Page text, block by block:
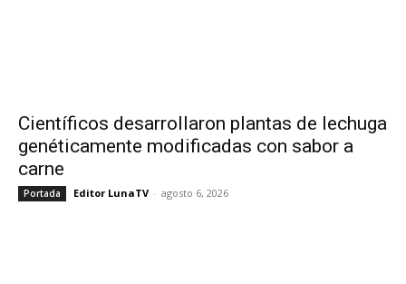
Científicos desarrollaron plantas de lechuga
genéticamente modificadas con sabor a
carne
Portada Editor LunaTV - agosto 6, 2026